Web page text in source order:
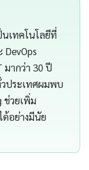
นเทคโนโลยีที่
ากว่า 30 ปี
วประเทศผมพบ
ช่วยเพิ่ม
อย่างมีนัย